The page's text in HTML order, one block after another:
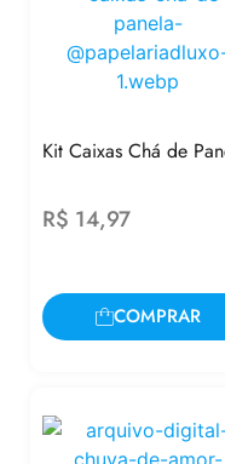
Kit Caixas Chá de
R$ 14,97
COMPRAR